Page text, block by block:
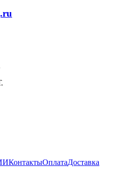
КонтактыОплатаДоставка